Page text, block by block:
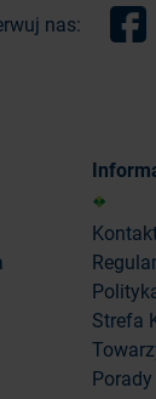
nas:
Strefa